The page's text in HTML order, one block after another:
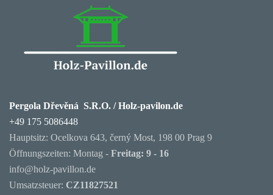
Pergola Dřevěná S.R.O. / Holz-pavilon.de
+49 175 5086448
Hauptsitz: Ocelkova 643, černý Most, 198 00 Prag 9
Öffnungszeiten: Montag - Freitag: 9 - 16
info@holz-pavillon.de
Umsatzsteuer: CZ11827521